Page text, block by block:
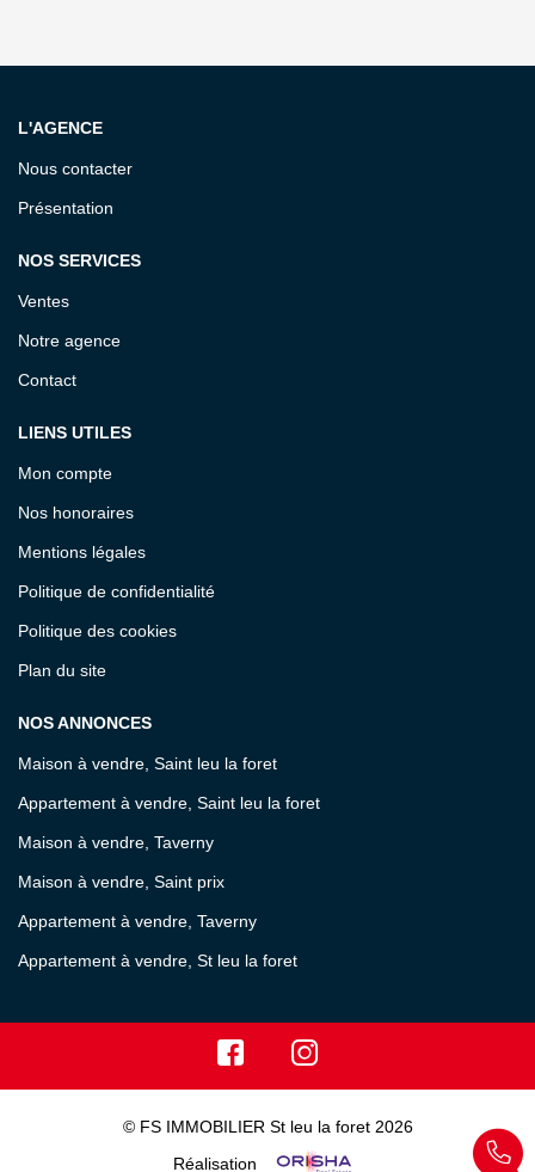
L'AGENCE
Nous contacter
Présentation
NOS SERVICES
Ventes
Notre agence
Contact
LIENS UTILES
Mon compte
Nos honoraires
Mentions légales
Politique de confidentialité
Politique des cookies
Plan du site
NOS ANNONCES
Maison à vendre, Saint leu la foret
Appartement à vendre, Saint leu la foret
Maison à vendre, Taverny
Maison à vendre, Saint prix
Appartement à vendre, Taverny
Appartement à vendre, St leu la foret
© FS IMMOBILIER St leu la foret 2026
Réalisation